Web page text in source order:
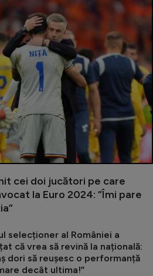
cei doi jucători pe care
la Euro 2024: ”Îmi pare
selecționer al României a
că vrea să revină la națională:
dori să reușesc o performanță
decât ultima!”